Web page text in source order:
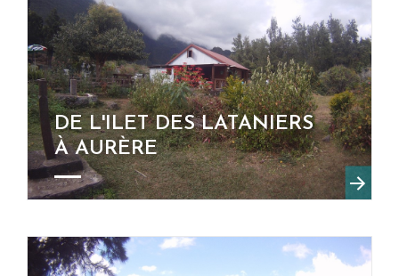
DE L'ILET DES LATANIERS
À AURÈRE